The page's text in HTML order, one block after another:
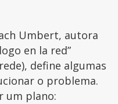
Umbert, autora
en la red”
define algumas
o problema.
um plano: